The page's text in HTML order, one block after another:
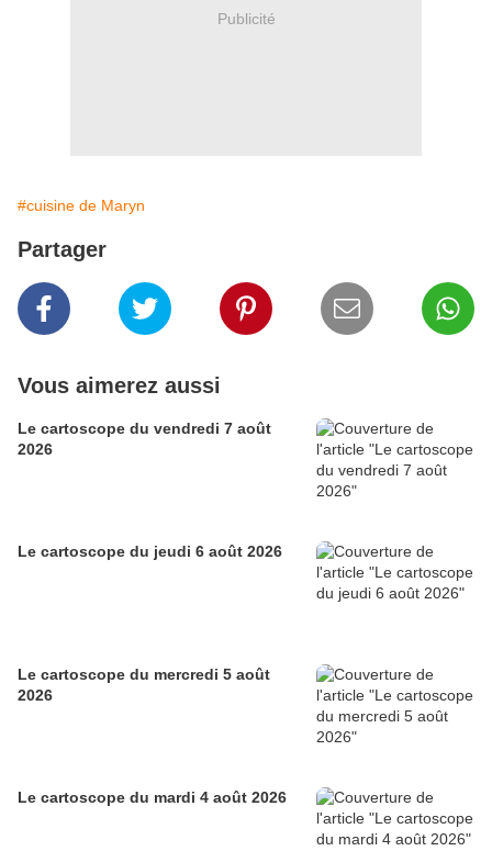
Publicité
#cuisine de Maryn
Partager
Vous aimerez aussi
Le cartoscope du vendredi 7 août
2026
Le cartoscope du jeudi 6 août 2026
Le cartoscope du mercredi 5 août
2026
Le cartoscope du mardi 4 août 2026